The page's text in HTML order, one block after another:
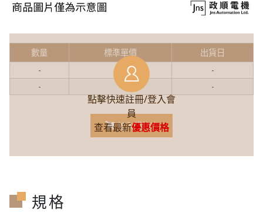
點擊快速註冊/登入會
員
查看最新優惠價格
數量 標準單價
出貨日
-
-
-
- -
加入購物車
規格